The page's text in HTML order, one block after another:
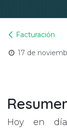
Facturación
17 de
Hoy en